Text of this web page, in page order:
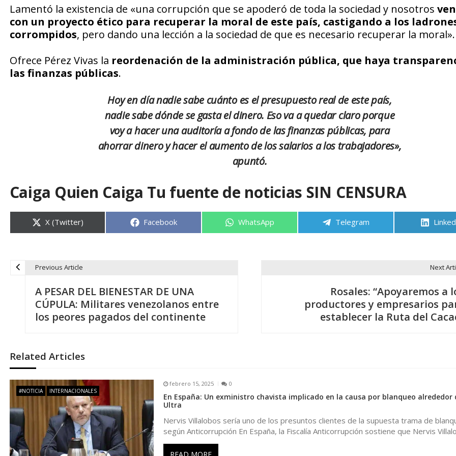
Lamentó la existencia de «una corrupción que se apoderó de toda la sociedad y nosotros
con un proyecto ético para recuperar la moral de este país, castigando a los
corrompidos, pero dando una lección a la sociedad de que es necesario recuperar la moral».
Ofrece Pérez Vivas la reordenación de la administración pública, que haya
las finanzas públicas.
Hoy en día nadie sabe cuánto es el presupuesto real de este país,
nadie sabe dónde se gasta el dinero. Eso va a quedar claro porque
voy a haceruna auditoría a fondo de las finanzas públicas, para
ahorrar dinero y hacer el aumento de los salariosa los trabajadores»,
apuntó.
Caiga Quien Caiga Tu fuente de noticias SIN CENSURA
Compartir
en
X (Twitter) Compartir
Facebook Compartir
WhatsApp Compartir
Telegram
e
g
a
c
Previous Article
A PESAR DEL BIENESTAR DE UNA
CÚPULA: Militares venezolanos entre
los peores pagados del continente
Next
Rosales: “Apoyaremos a
productores y empresarios
establecer la Ruta del
Related Articles
#NOTICIA INTERNACIONALES
febrero 15, 2025 0
En España: Un exministro chavista implicado en la causa por blanqueo alrededor
Ultra
Nervis Villalobos sería uno de los presuntos clientes de la supuesta trama de
según Anticorrupción En España, la Fiscalía Anticorrupción sostiene que Nervis
READ MORE